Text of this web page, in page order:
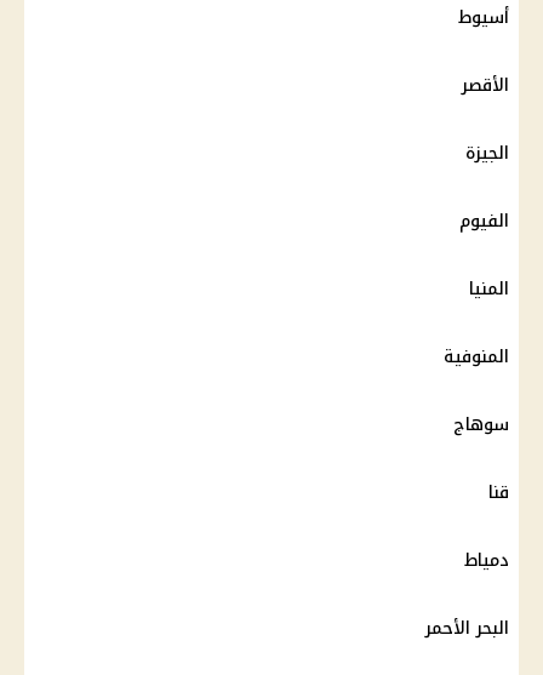
أسيوط
الأقصر
الجيزة
الفيوم
المنيا
المنوفية
سوهاج
قنا
دمياط
البحر الأحمر